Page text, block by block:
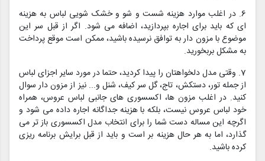
6. در اغلب موارد هزینه شست و شو و خشک شویی لباس به هزینه
ای که باید برای اجاره بپردازید، اضافه می شود. اگر از قبل سر این
موضوع با مزون دار به توافق نرسیده باشید، ممکن است موقع پرداخت
به مشکل بربخورید.
7. وقتی مدل دلخواهتان را پیدا کردید، حتما در مورد سایر اجزای لباس
از جمله تور، دستکش، تاج، گل سر کیف، شنل و... نیز از مزون دار سوال
کنید. در اغلب مزون ها، اکسسوری های جانبی لباس عروس، همراه
خود لباس عروس نیست، بلکه با هزینه جداگانه اجاره داده می شود و
اگرچه این مساله دست شما را برای انتخاب مدل اکسسوری باز تر می
گذارد، اما به هر حال هزینه بر است و باید از قبل برایش برنامه ریزی
کرده باشید.